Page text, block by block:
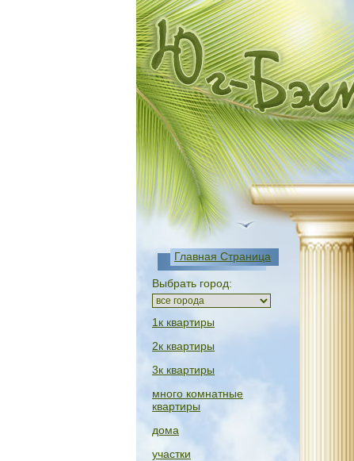
Главная Страница
Выбрать город:
1к квартиры
2к квартиры
3к квартиры
много комнатные
квартиры
дома
участки